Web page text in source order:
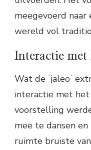
meegevoerd naar
wereld vol
Interactie
Wat de ʼjaleoʼ
interactie met
voorstelling
mee te dansen
ruimte bruiste